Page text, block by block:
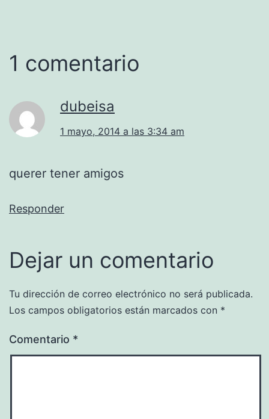
1 comentario
dubeisa
1 mayo, 2014 a las 3:34 am
querer tener amigos
Responder
Dejar un comentario
Tu dirección de correo electrónico no será publicada.
Los campos obligatorios están marcados con *
Comentario *